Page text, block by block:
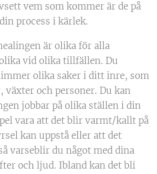
vem som kommer är de på
process i kärlek.
är olika för alla
vid olika tillfällen. Du
olika saker i ditt inre, som
och personer. Du kan
jobbar på olika ställen i din
vara att det blir varmt/kallt på
kan uppstå eller att det
varseblir du något med dina
och ljud. Ibland kan det bli